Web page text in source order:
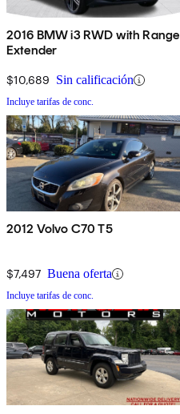
2016 BMW i3 RWD with Range
Extender
$10,689 Sin calificación
Incluye tarifas de conc.
2012 Volvo C70 T5
$7,497 Buena oferta
Incluye tarifas de conc.